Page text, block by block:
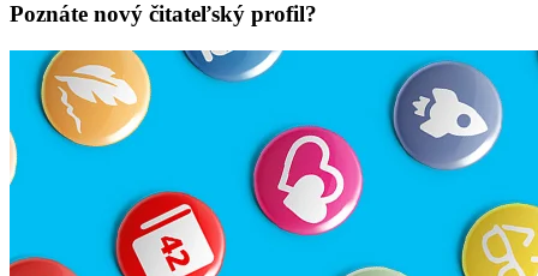
Poznáte nový čitateľský profil?